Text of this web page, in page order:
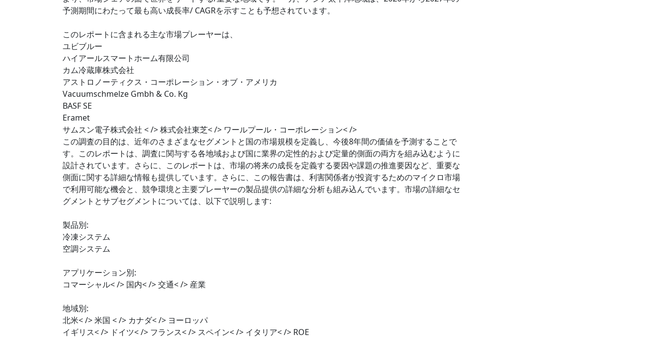
予測期間にわたって最も高い成長率/ CAGRを示すことも予想されています。
このレポートに含まれる主な市場プレーヤーは、
ユビブルー
ハイアールスマートホーム有限公司
カム冷蔵庫株式会社
アストロノーティクス・コーポレーション・オブ・アメリカ
Vacuumschmelze Gmbh & Co. Kg
BASF SE
Eramet
サムスン電子株式会社 < /> 株式会社東芝< /> ワールプール・コーポレーション< />
この調査の目的は、近年のさまざまなセグメントと国の市場規模を定義し、今後8年間の価値を予測することで
す。このレポートは、調査に関与する各地域および国に業界の定性的および定量的側面の両方を組み込むように
設計されています。さらに、このレポートは、市場の将来の成長を定義する要因や課題の推進要因など、重要な
側面に関する詳細な情報も提供しています。さらに、この報告書は、利害関係者が投資するためのマイクロ市場
で利用可能な機会と、競争環境と主要プレーヤーの製品提供の詳細な分析も組み込んでいます。市場の詳細なセ
グメントとサブセグメントについては、以下で説明します:
製品別:
冷凍システム
空調システム
アプリケーション別:
コマーシャル< /> 国内< /> 交通< /> 産業
地域別:
北米< /> 米国 < /> カナダ< /> ヨーロッパ
イギリス< /> ドイツ< /> フランス< /> スペイン< /> イタリア< /> ROE